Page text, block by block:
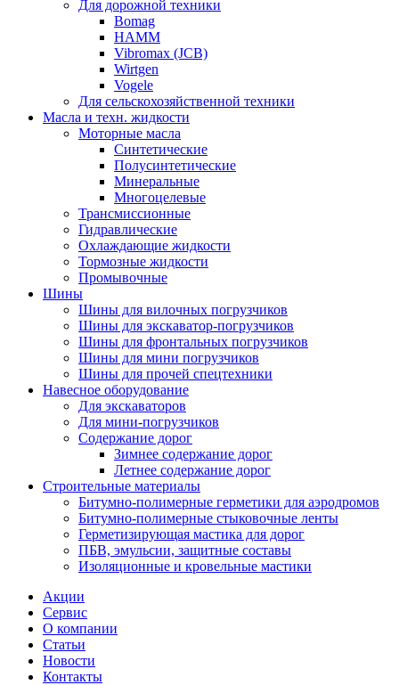
Для дорожной техники
Bomag
HAMM
Vibromax (JCB)
Wirtgen
Vogele
Для сельскохозяйственной техники
Масла и техн. жидкости
Моторные масла
Синтетические
Полусинтетические
Минеральные
Многоцелевые
Трансмиссионные
Гидравлические
Охлаждающие жидкости
Тормозные жидкости
Промывочные
Шины
Шины для вилочных погрузчиков
Шины для экскаватор-погрузчиков
Шины для фронтальных погрузчиков
Шины для мини погрузчиков
Шины для прочей спецтехники
Навесное оборудование
Для экскаваторов
Для мини-погрузчиков
Содержание дорог
Зимнее содержание дорог
Летнее содержание дорог
Строительные материалы
Битумно-полимерные герметики для аэродромов
Битумно-полимерные стыковочные ленты
Герметизирующая мастика для дорог
ПБВ, эмульсии, защитные составы
Изоляционные и кровельные мастики
Акции
Сервис
О компании
Статьи
Новости
Контакты